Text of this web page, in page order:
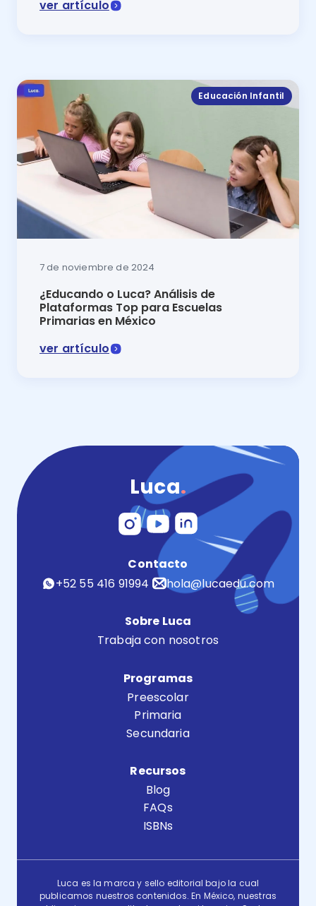
ver artículo
Educación Infantil
7 de noviembre de 2024
¿Educando o Luca? Análisis de
Plataformas Top para Escuelas
Primarias en México
ver artículo
Luca.
Contacto
+52 55 416 91994
hola@lucaedu.com
Sobre Luca
Trabaja con nosotros
Programas
Preescolar
Primaria
Secundaria
Recursos
Blog
FAQs
ISBNs
Luca es la marca y sello editorial bajo la cual
publicamos nuestros contenidos. En México, nuestras